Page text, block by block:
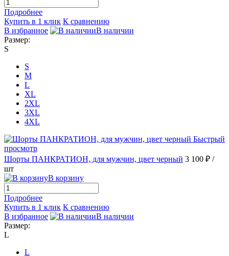
Подробнее
Купить в 1 клик К сравнению
В избранное
В наличии
Размер:
S
S
M
L
XL
2XL
3XL
4XL
Быстрый
просмотр
Шорты ПАНКРАТИОН, для мужчин, цвет черный 3 100 ₽ /
шт
В корзину
Подробнее
Купить в 1 клик К сравнению
В избранное
В наличии
Размер:
L
L